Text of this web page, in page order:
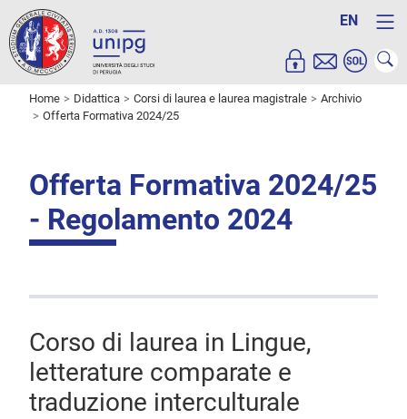
EN
Home Didattica Corsi di laurea e laurea magistrale
Archivio
Offerta Formativa 2024/25
Offerta Formativa 2024/25
- Regolamento 2024
Corso di laurea in Lingue,
letterature comparate e
traduzione interculturale